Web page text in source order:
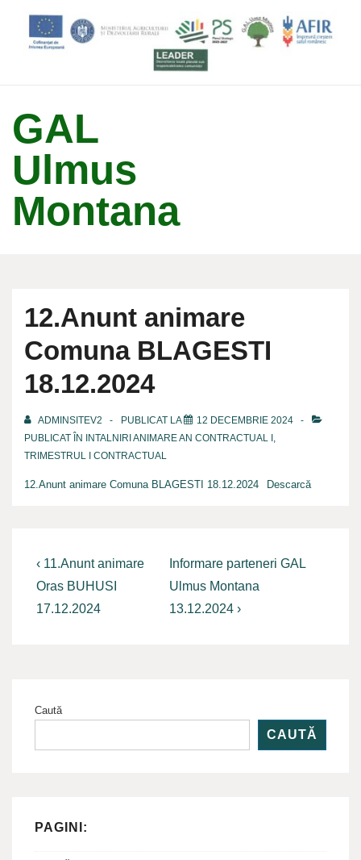
GAL
Ulmus
Montana
12.Anunt animare
Comuna BLAGESTI
18.12.2024
ADMINSITEV2 PUBLICAT LA
12 DECEMBRIE 2024
PUBLICAT ÎN
INTALNIRI ANIMARE AN CONTRACTUAL I,
TRIMESTRUL I CONTRACTUAL
12.Anunt animare Comuna BLAGESTI 18.12.2024 Descarcă
Navigare
în
articole
Previous
Post
is
‹ 11.Anunt animare
Oras BUHUSI
17.12.2024
Next
Post
is
Informare parteneri GAL
Ulmus Montana
13.12.2024 ›
Caută
CAUTĂ
PAGINI: